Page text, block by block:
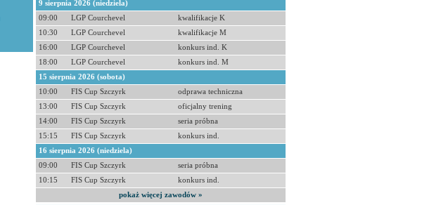
9 sierpnia 2026 (niedziela)
09:00
LGP Courchevel
kwalifikacje K
10:30
LGP Courchevel
kwalifikacje M
16:00
LGP Courchevel
konkurs ind. K
18:00
LGP Courchevel
konkurs ind. M
15 sierpnia 2026 (sobota)
10:00
FIS Cup Szczyrk
odprawa techniczna
13:00
FIS Cup Szczyrk
oficjalny trening
14:00
FIS Cup Szczyrk
seria próbna
15:15
FIS Cup Szczyrk
konkurs ind.
16 sierpnia 2026 (niedziela)
09:00
FIS Cup Szczyrk
seria próbna
10:15
FIS Cup Szczyrk
konkurs ind.
pokaż więcej zawodów »